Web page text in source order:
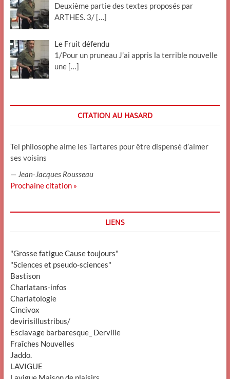
Deuxième partie des textes proposés par
ARTHES. 3/ […]
Le Fruit défendu
1/Pour un pruneau J’ai appris la terrible nouvelle
une […]
CITATION AU HASARD
Tel philosophe aime les Tartares pour être dispensé d’aimer
ses voisins
— Jean-Jacques Rousseau
Prochaine citation »
LIENS
"Grosse fatigue Cause toujours"
"Sciences et pseudo-sciences"
Bastison
Charlatans-infos
Charlatologie
Cincivox
devirisillustribus/
Esclavage barbaresque_ Derville
Fraîches Nouvelles
Jaddo.
LAVIGUE